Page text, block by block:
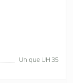
Unique UH 35